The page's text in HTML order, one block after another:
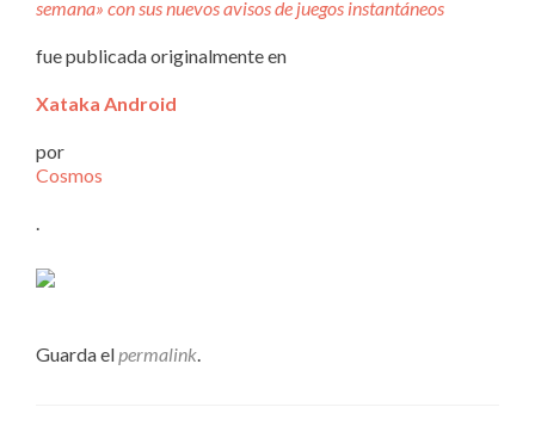
semana» con sus nuevos avisos de juegos instantáneos
fue publicada originalmente en
Xataka Android
por
Cosmos
Guarda el permalink